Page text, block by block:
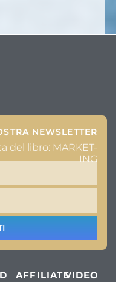
NEWSLETTER
del libro: MARKET-
ING
AFFILIATEVIDEO